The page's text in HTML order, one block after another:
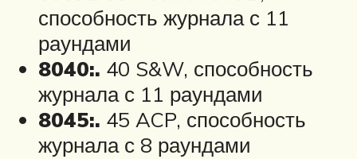
способность журнала с 11
раундами
8040:. 40 S&W, способность
журнала с 11 раундами
8045:. 45 ACP, способность
журнала с 8 раундами